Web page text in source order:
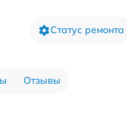
Статус ремонта
Отзывы